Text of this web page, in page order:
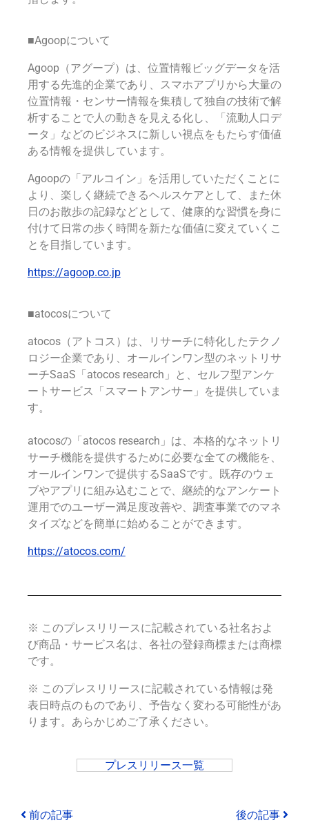
■Agoopについて
Agoop（アグープ）は、位置情報ビッグデータを活
用する先進的企業であり、スマホアプリから大量の
位置情報・センサー情報を集積して独自の技術で解
析することで人の動きを見える化し、「流動人口デ
ータ」などのビジネスに新しい視点をもたらす価値
ある情報を提供しています。
Agoopの「アルコイン」を活用していただくことに
より、楽しく継続できるヘルスケアとして、また休
日のお散歩の記録などとして、健康的な習慣を身に
付けて日常の歩く時間を新たな価値に変えていくこ
とを目指しています。
https://agoop.co.jp
■atocosについて
atocos（アトコス）は、リサーチに特化したテクノ
ロジー企業であり、オールインワン型のネットリサ
ーチSaaS「atocos research」と、セルフ型アンケ
ートサービス「スマートアンサー」を提供していま
す。
atocosの「atocos research」は、本格的なネットリ
サーチ機能を提供するために必要な全ての機能を、
オールインワンで提供するSaaSです。既存のウェ
ブやアプリに組み込むことで、継続的なアンケート
運用でのユーザー満足度改善や、調査事業でのマネ
タイズなどを簡単に始めることができます。
https://atocos.com/
※ このプレスリリースに記載されている社名およ
び商品・サービス名は、各社の登録商標または商標
です。
※ このプレスリリースに記載されている情報は発
表日時点のものであり、予告なく変わる可能性があ
ります。あらかじめご了承ください。
プレスリリース一覧
前の記事 後の記事